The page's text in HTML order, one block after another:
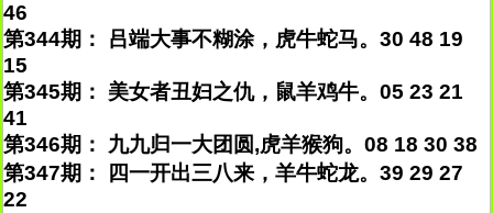
46
第344期： 吕端大事不糊涂，虎牛蛇马。30 48 19
15
第345期： 美女者丑妇之仇，鼠羊鸡牛。05 23 21
41
第346期： 九九归一大团圆,虎羊猴狗。08 18 30 38
第347期： 四一开出三八来，羊牛蛇龙。39 29 27
22